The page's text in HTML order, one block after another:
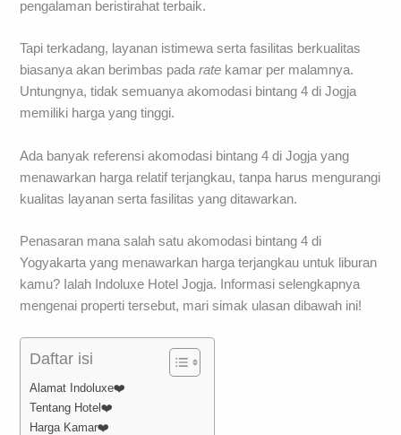
pengalaman beristirahat terbaik.
Tapi terkadang, layanan istimewa serta fasilitas berkualitas
biasanya akan berimbas padarate kamar per malamnya.
Untungnya, tidak semuanya akomodasi bintang 4 di Jogja
memiliki harga yang tinggi.
Ada banyak referensi akomodasi bintang 4 di Jogja yang
menawarkan harga relatif terjangkau, tanpa harus mengurangi
kualitas layanan serta fasilitas yang ditawarkan.
Penasaran mana salah satu akomodasi bintang 4 di
Yogyakarta yang menawarkan harga terjangkau untuk liburan
kamu? Ialah Indoluxe Hotel Jogja. Informasi selengkapnya
mengenai properti tersebut, mari simak ulasan dibawah ini!
Daftar isi
Alamat Indoluxe❤️
Tentang Hotel❤️
Harga Kamar❤️